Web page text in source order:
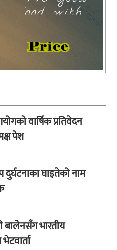
वार्षिक प्रतिवेदन
पेश
दुर्घटनाका घाइतेको नाम
बालेनसँग भारतीय